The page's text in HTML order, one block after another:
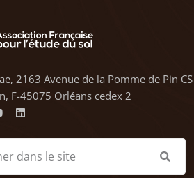
2163 Avenue de la Pomme de Pin CS
F-45075 Orléans cedex 2